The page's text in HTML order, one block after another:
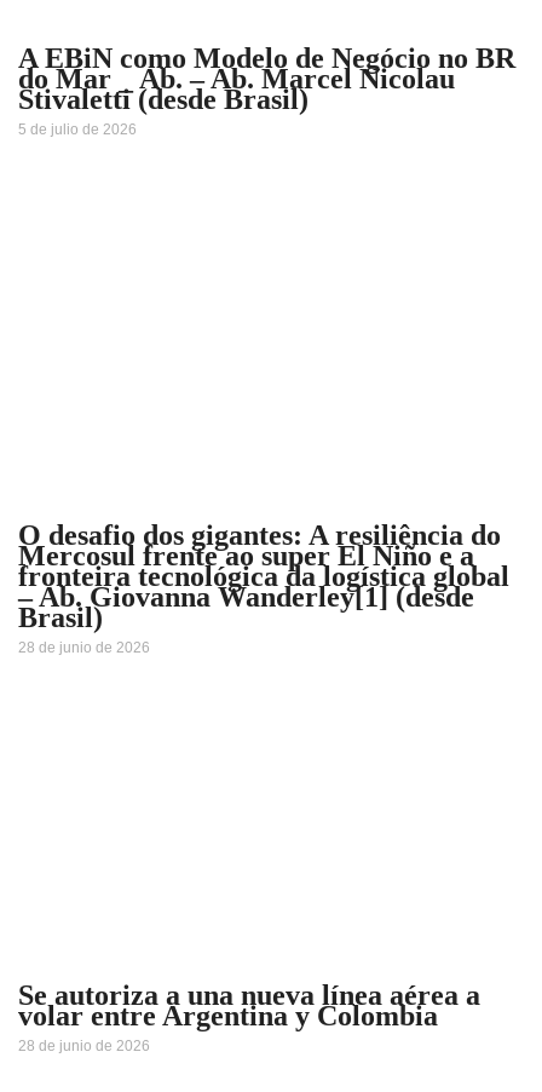
A EBiN como Modelo de Negócio no BR
do Mar _ Ab. – Ab. Marcel Nicolau
Stivaletti (desde Brasil)
5 de julio de 2026
O desafio dos gigantes: A resiliência do
Mercosul frente ao super El Niño e a
fronteira tecnológica da logística global
– Ab. Giovanna Wanderley[1] (desde
Brasil)
28 de junio de 2026
Se autoriza a una nueva línea aérea a
volar entre Argentina y Colombia
28 de junio de 2026